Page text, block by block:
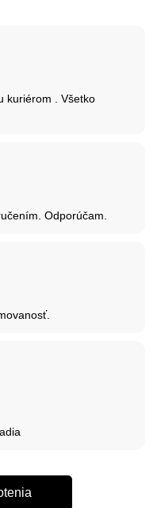
kuriérom . Všetko
Odporúčam.